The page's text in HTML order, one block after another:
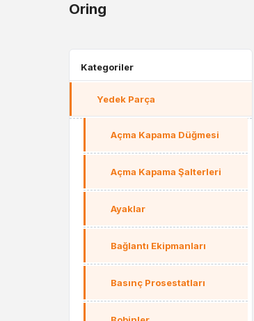
Oring
Kategoriler
Yedek Parça
Açma Kapama Düğmesi
Açma Kapama Şalterleri
Ayaklar
Bağlantı Ekipmanları
Basınç Prosestatları